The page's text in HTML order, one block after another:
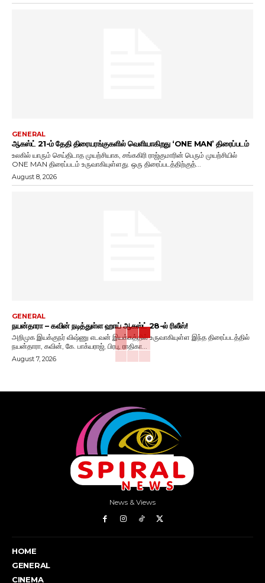
GENERAL
ஆகஸ்ட் 21-ம் தேதி திரையரங்குகளில் வெளியாகிறது ‘ONE MAN’ திரைப்படம்
உலகில் யாரும் செய்திடாத முயற்சியாக, சங்ககிரி ராஜ்குமாரின் பெரும் முயற்சியில்
ONE MAN திரைப்படம் உருவாகியுள்ளது. ஒரு திரைப்படத்திற்குத்...
August 8, 2026
GENERAL
நயன்தாரா – கவின் நடித்துள்ள ஹாய் ஆகஸ்ட் 28-ல் ரிலீஸ்!
அறிமுக இயக்குநர் விஷ்ணு எடவன் இயக்கத்தில் உருவாகியுள்ள இந்த திரைப்படத்தில்
நயன்தாரா, கவின், கே. பாக்யராஜ், பிரபு, ராதிகா...
August 7, 2026
News & Views
HOME
GENERAL
CINEMA